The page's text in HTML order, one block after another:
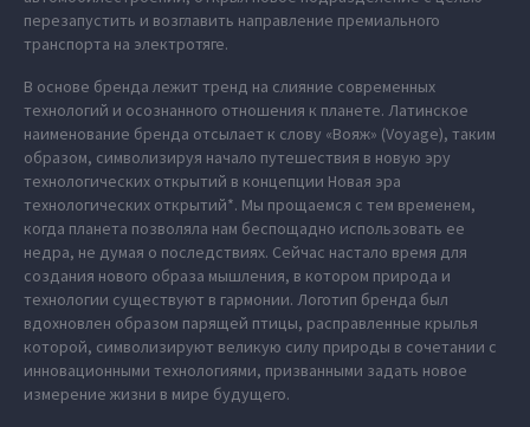
перезапустить и возглавить направление премиального
транспорта на электротяге.
В основе бренда лежит тренд на слияние современных
технологий и осознанного отношения к планете. Латинское
наименование бренда отсылает к слову «Вояж» (Voyage), таким
образом, символизируя начало путешествия в новую эру
технологических открытий в концепции Новая эра
технологических открытий*. Мы прощаемся с тем временем,
когда планета позволяла нам беспощадно использовать ее
недра, не думая о последствиях. Сейчас настало время для
создания нового образа мышления, в котором природа и
технологии существуют в гармонии. Логотип бренда был
вдохновлен образом парящей птицы, расправленные крылья
которой, символизируют великую силу природы в сочетании с
инновационными технологиями, призванными задать новое
измерение жизни в мире будущего.